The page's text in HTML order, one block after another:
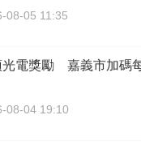
08-05 11:35
光電獎勵 嘉義市加碼
08-04 19:10